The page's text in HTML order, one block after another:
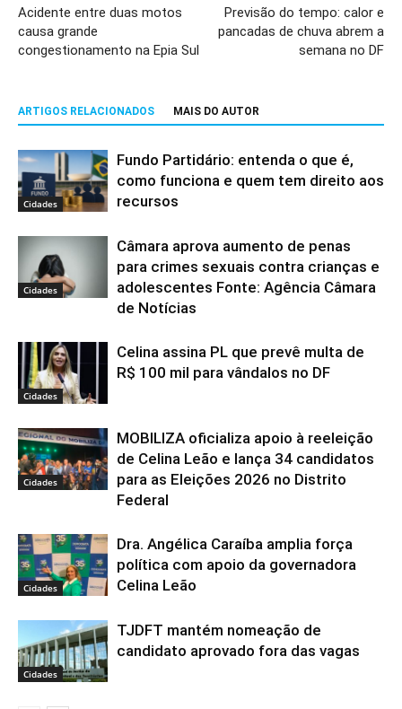
Acidente entre duas motos
causa grande
congestionamento na Epia Sul
Previsão do tempo: calor e
pancadas de chuva abrem a
semana no DF
ARTIGOS RELACIONADOS MAIS DO AUTOR
Cidades
Fundo Partidário: entenda o que é,
como funciona e quem tem direito aos
recursos
Cidades
Câmara aprova aumento de penas
para crimes sexuais contra crianças e
adolescentes Fonte: Agência Câmara
de Notícias
Cidades
Celina assina PL que prevê multa de
R$ 100 mil para vândalos no DF
Cidades
MOBILIZA oficializa apoio à reeleição
de Celina Leão e lança 34 candidatos
para as Eleições 2026 no Distrito
Federal
Cidades
Dra. Angélica Caraíba amplia força
política com apoio da governadora
Celina Leão
Cidades
TJDFT mantém nomeação de
candidato aprovado fora das vagas